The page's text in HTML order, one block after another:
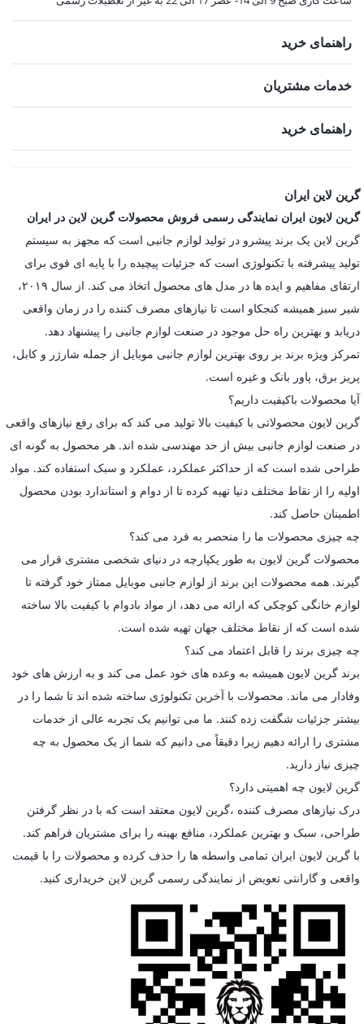
راهنمای خرید
خدمات مشتریان
راهنمای خرید
گرین لاین ایران
گرین لایون ایران نمایندگی رسمی فروش محصولات گرین لاین در ایران
گرین لاین یک برند پیشرو در تولید لوازم جانبی است که مجهز به سیستم
تولید پیشرفته با تکنولوژی است که جزئیات پیچیده را با پایه ای قوی برای
ارتقای مفاهیم و ایده ها در مدل های محصول اتخاذ می کند. از سال ۲۰۱۹،
شیر سبز همیشه کنجکاو است تا نیازهای مصرف کننده را در زمان واقعی
دریابد و بهترین راه حل موجود در صنعت لوازم جانبی را پیشنهاد دهد.
تمرکز ویژه برند بر روی بهترین لوازم جانبی موبایل از جمله شارژر و کابل،
پریز برق، پاور بانک و غیره است.
آیا محصولات باکیفیت داریم؟
گرین لایون محصولاتی با کیفیت بالا تولید می کند که برای رفع نیازهای واقعی
در صنعت لوازم جانبی بیش از حد مهندسی شده اند. هر محصول به گونه ای
طراحی شده است که از حداکثر عملکرد، عملکرد و سبک استفاده کند. مواد
اولیه را از نقاط مختلف دنیا تهیه کرده تا از دوام و استاندارد بودن محصول
اطمینان حاصل کند.
چه چیزی محصولات ما را منحصر به فرد می کند؟
محصولات گرین لایون به طور یکپارچه در دنیای شخصی مشتری قرار می
گیرند. همه محصولات این برند از لوازم جانبی موبایل ممتاز خود گرفته تا
لوازم خانگی کوچکی که ارائه می دهد، از مواد بادوام با کیفیت بالا ساخته
شده است که از نقاط مختلف جهان تهیه شده است.
چه چیزی برند را قابل اعتماد می کند؟
برند گرین لایون همیشه به وعده های خود عمل می کند و به ارزش های خود
وفادار می ماند. محصولات با آخرین تکنولوژی ساخته شده اند تا شما را در
بیشتر جزئیات شگفت زده کنند. ما می توانیم یک تجربه عالی از خدمات
مشتری را ارائه دهیم زیرا دقیقاً می دانیم که شما از یک محصول به چه
چیزی نیاز دارید.
گرین لایون چه اهمیتی دارد؟
درک نیازهای مصرف کننده ،گرین لایون معتقد است که با در نظر گرفتن
طراحی، سبک و بهترین عملکرد، منافع بهینه را برای مشتریان فراهم کند.
با گرین لایون ایران تمامی واسطه ها را حذف کرده و محصولات را با قیمت
واقعی و گارانتی تعویض از نمایندگی رسمی گرین لاین خریداری کنید.